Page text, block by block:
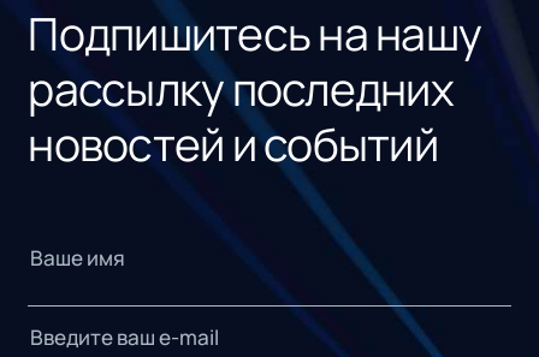
Подпишитесь на нашу
рассылку последних
новостей и событий